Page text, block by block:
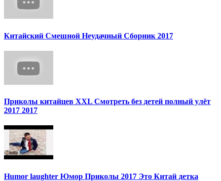
Китайский Смешной Неудачный Сборник 2017
Приколы китайцев XXL Смотреть без детей полный улёт
2017 2017
Humor laughter Юмор Приколы 2017 Это Китай детка